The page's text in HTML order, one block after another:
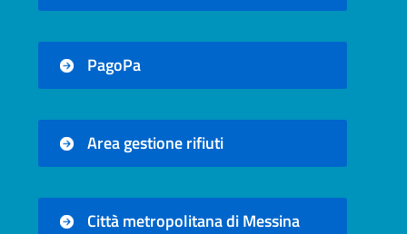
PagoPa
Area gestione rifiuti
Città metropolitana di Messina